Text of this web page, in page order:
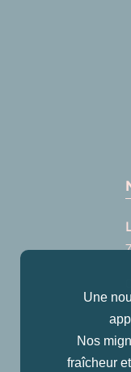
Une
Nos
fraîcheur